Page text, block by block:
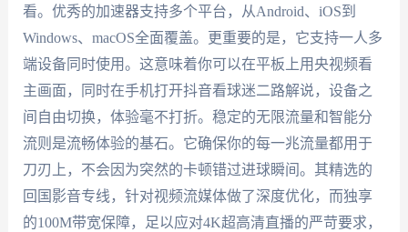
看。优秀的加速器支持多个平台，从Android、iOS到
Windows、macOS全面覆盖。更重要的是，它支持一人多
端设备同时使用。这意味着你可以在平板上用央视频看
主画面，同时在手机打开抖音看球迷二路解说，设备之
间自由切换，体验毫不打折。稳定的无限流量和智能分
流则是流畅体验的基石。它确保你的每一兆流量都用于
刀刃上，不会因为突然的卡顿错过进球瞬间。其精选的
回国影音专线，针对视频流媒体做了深度优化，而独享
的100M带宽保障，足以应对4K超高清直播的严苛要求，